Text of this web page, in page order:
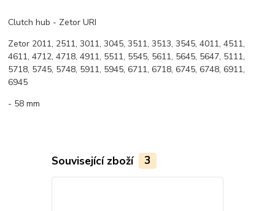
Clutch hub - Zetor URI
Zetor 2011, 2511, 3011, 3045, 3511, 3513, 3545, 4011, 4511,
4611, 4712, 4718, 4911, 5511, 5545, 5611, 5645, 5647, 5111,
5718, 5745, 5748, 5911, 5945, 6711, 6718, 6745, 6748, 6911,
6945
- 58 mm
Související zboží 3